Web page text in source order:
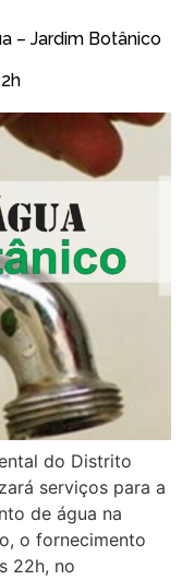
– Jardim Botânico
do Distrito
serviços para a
de água na
o fornecimento
22h, no